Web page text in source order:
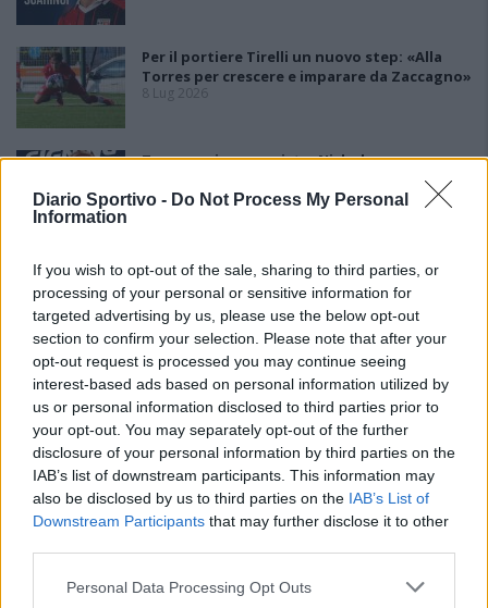
Diario Sportivo - Do Not Process My Personal
Information
If you wish to opt-out of the sale, sharing to third parties, or
processing of your personal or sensitive information for
targeted advertising by us, please use the below opt-out
section to confirm your selection. Please note that after your
opt-out request is processed you may continue seeing
interest-based ads based on personal information utilized by
us or personal information disclosed to third parties prior to
your opt-out. You may separately opt-out of the further
disclosure of your personal information by third parties on the
IAB’s list of downstream participants. This information may
also be disclosed by us to third parties on the IAB’s List of
Downstream Participants that may further disclose it to other
Personal Data Processing Opt Outs
Per il portiere Tirelli un nuovo step: «Alla
Torres per crescere e imparare da Zaccagno»
8 Lug 2026
Torres, primo acquisto: Nicholas
7 Lug 2026
Torres, per Demartis è Primavera:
«L'obiettivo è far diventare professionisti i
nostri giovani»
24 Giu 2026
Torres, Greco confermato e contratto fino
al 2028: «Ha dimostrato attaccamento e
valori importanti»